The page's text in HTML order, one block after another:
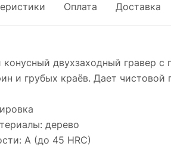
Оплата Доставка
конусный двухзаходный гравер
и грубых краёв. Дает чистовой
дерево
A (до 45 HRC)